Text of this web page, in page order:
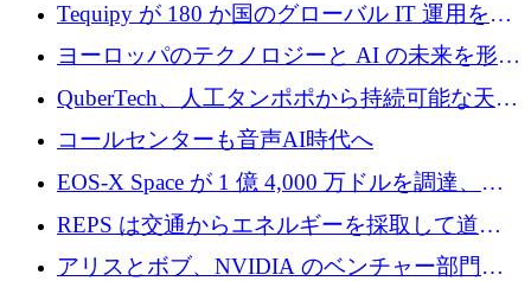
ら浮上
Tequipy が 180 か国のグローバル IT 運用を自
動化するために 300 万ユーロ以上を調達
ヨーロッパのテクノロジーと AI の未来を形作
る: イノベーション リーダーが Nexus
Luxembourg 2026 に集まる理由
QuberTech、人工タンポポから持続可能な天然
ゴムを開発するために 340 万ポンドを調達
コールセンターも音声AI時代へ
EOS-X Space が 1 億 4,000 万ドルを調達、
Mistral が Emmi AI を買収、Bliq がエストニア
での完全無人道路運営を承認
REPS は交通からエネルギーを採取して道路
を発電所に変えるために 2,360 万ドルを調達
アリスとボブ、NVIDIA のベンチャー部門か